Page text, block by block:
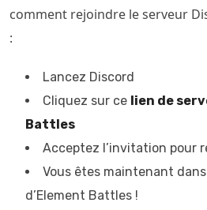
comment rejoindre le serveur
:
Lancez Discord
Cliquez sur ce lien de
Battles
Acceptez l’invitation pour
Vous êtes maintenant
d’Element Battles !